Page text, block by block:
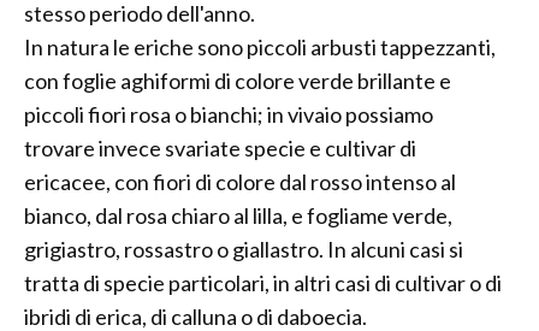
stesso periodo dell'anno.
In natura le eriche sono piccoli arbusti tappezzanti,
con foglie aghiformi di colore verde brillante e
piccoli fiori rosa o bianchi; in vivaio possiamo
trovare invece svariate specie e cultivar di
ericacee, con fiori di colore dal rosso intenso al
bianco, dal rosa chiaro al lilla, e fogliame verde,
grigiastro, rossastro o giallastro. In alcuni casi si
tratta di specie particolari, in altri casi di cultivar o di
ibridi di erica, di calluna o di daboecia.